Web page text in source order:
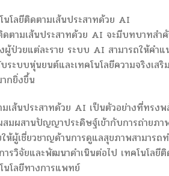
นโลยีติดตามเส้นประสาทด้วย AI
ตามเส้นประสาทด้วย AI จะมีบทบาทสำ
ผู้ป่วยแต่ละราย ระบบ AI สามารถให้คำ
ระบบหุ่นยนต์และเทคโนโลยีความจริงเส
กยิ่งขึ้น
มเส้นประสาทด้วย AI เป็นตัวอย่างที่ทร
มผสานปัญญาประดิษฐ์เข้ากับการถ่ายภา
ให้ผู้เชี่ยวชาญด้านการดูแลสุขภาพสามา
ารวิจัยและพัฒนาดำเนินต่อไป เทคโนโล
นโลยีทางการแพทย์